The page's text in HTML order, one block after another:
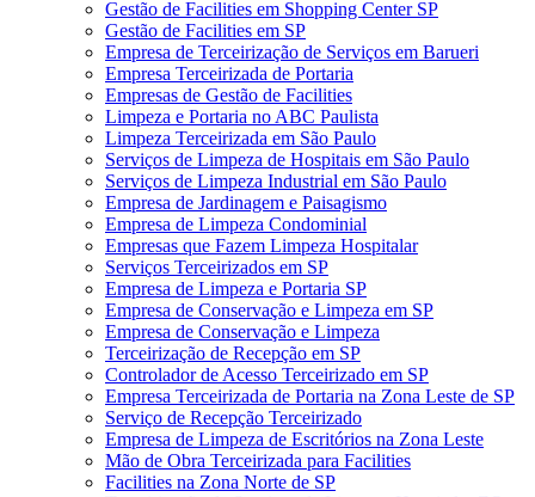
Gestão de Facilities em Shopping Center SP
Gestão de Facilities em SP
Empresa de Terceirização de Serviços em Barueri
Empresa Terceirizada de Portaria
Empresas de Gestão de Facilities
Limpeza e Portaria no ABC Paulista
Limpeza Terceirizada em São Paulo
Serviços de Limpeza de Hospitais em São Paulo
Serviços de Limpeza Industrial em São Paulo
Empresa de Jardinagem e Paisagismo
Empresa de Limpeza Condominial
Empresas que Fazem Limpeza Hospitalar
Serviços Terceirizados em SP
Empresa de Limpeza e Portaria SP
Empresa de Conservação e Limpeza em SP
Empresa de Conservação e Limpeza
Terceirização de Recepção em SP
Controlador de Acesso Terceirizado em SP
Empresa Terceirizada de Portaria na Zona Leste de SP
Serviço de Recepção Terceirizado
Empresa de Limpeza de Escritórios na Zona Leste
Mão de Obra Terceirizada para Facilities
Facilities na Zona Norte de SP